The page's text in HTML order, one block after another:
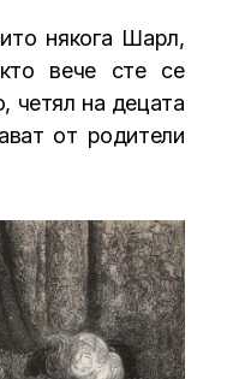
някога Шарл,
вече сте се
четял на децата
от родители